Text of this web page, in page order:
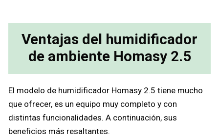
Ventajas del humidificador
de ambiente Homasy 2.5
El modelo de humidificador Homasy 2.5 tiene mucho
que ofrecer, es un equipo muy completo y con
distintas funcionalidades. A continuación, sus
beneficios más resaltantes.